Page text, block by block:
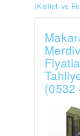
(Kaliteli ve
(0532